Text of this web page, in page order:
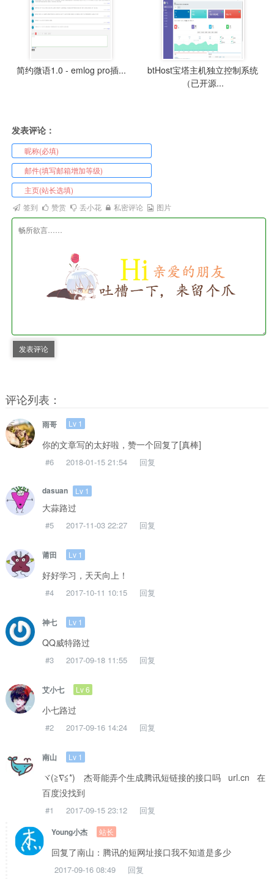
简约微语1.0 - emlog pro插...
btHost宝塔主机独立控制系统
（已开源...
发表评论：
签到 赞赏 丢小花 私密评论 图片
发表评论
评论列表：
雨哥 Lv 1
你的文章写的太好啦，赞一个回复了[真棒]
#6 2018-01-15 21:54 回复
dasuan Lv 1
大蒜路过
#5 2017-11-03 22:27 回复
莆田 Lv 1
好好学习，天天向上！
#4 2017-10-11 10:15 回复
神七 Lv 1
QQ威特路过
#3 2017-09-18 11:55 回复
艾小七 Lv 6
小七路过
#2 2017-09-16 14:24 回复
南山 Lv 1
ヾ(≧∇≦*)ゝ杰哥能弄个生成腾讯短链接的接口吗 url.cn 在
百度没找到
#1 2017-09-15 23:12 回复
Young小杰 站长
回复了南山：腾讯的短网址接口我不知道是多少
2017-09-16 08:49 回复